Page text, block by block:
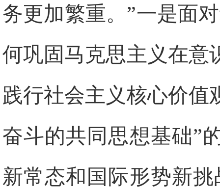
务更加繁重。”一是面
何巩固马克思主义在意
践行社会主义核心价值
奋斗的共同思想基础”
新常态和国际形势新